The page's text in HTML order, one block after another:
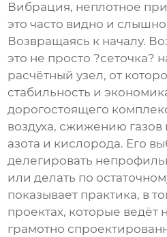
Вибрация, неплотное
это часто видно и
Возвращаясь к началу.
это не просто ?сеточка?
расчётный узел, от
стабильность и
дорогостоящего
воздуха, сжижению газов
азота и кислорода. Его
делегировать
или делать по
показывает практика, в
проектах, которые ведёт
грамотно